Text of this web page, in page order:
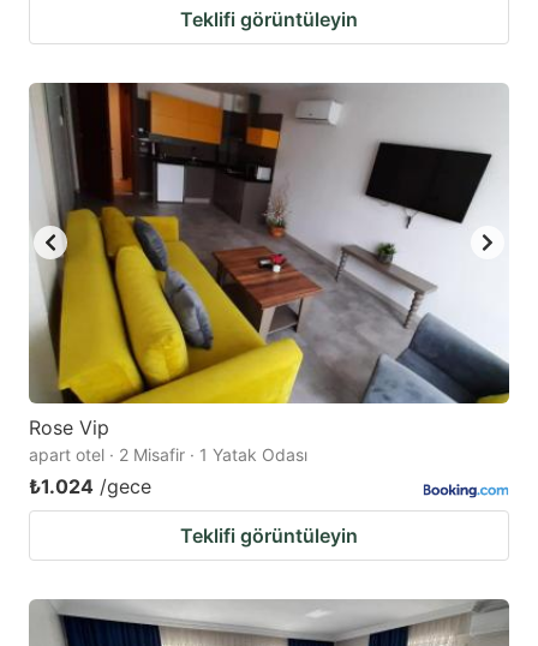
Teklifi görüntüleyin
Rose Vip
apart otel · 2 Misafir · 1 Yatak Odası
₺1.024 /gece
Teklifi görüntüleyin